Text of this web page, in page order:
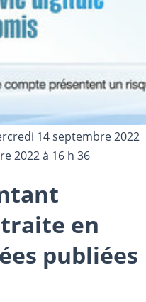
14 septembre 2022
2022 à 16 h 36
en
publiées